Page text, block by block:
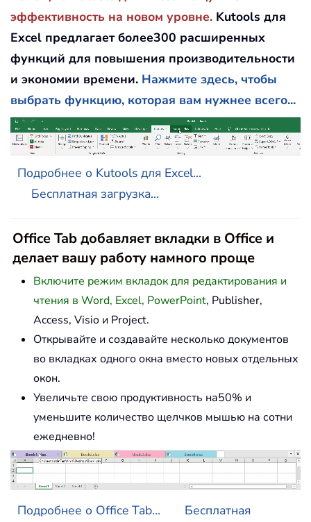
эффективность на новом уровне. Kutools для
Excel предлагает более300 расширенных
функций для повышения производительности
и экономии времени. Нажмите здесь, чтобы
выбрать функцию, которая вам нужнее всего...
Подробнее о Kutools для Excel...
Бесплатная загрузка...
Office Tab добавляет вкладки в Office и
делает вашу работу намного проще
Включите режим вкладок для редактирования и
чтения в Word, Excel, PowerPoint, Publisher,
Access, Visio и Project.
Открывайте и создавайте несколько документов
во вкладках одного окна вместо новых отдельных
окон.
Увеличьте свою продуктивность на50% и
уменьшите количество щелчков мышью на сотни
ежедневно!
Подробнее о Office Tab...
Бесплатная